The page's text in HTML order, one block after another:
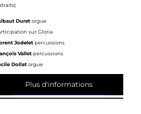
Duretorgue
sur Gloria
Jodelet percussions
Vallet percussions
Dollatorgue
Plus d'informations